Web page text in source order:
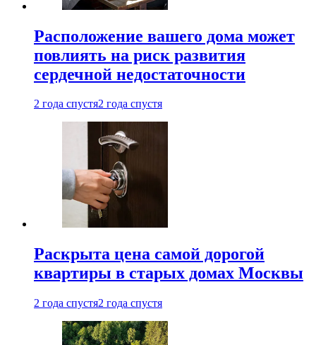
Расположение вашего дома может
повлиять на риск развития
сердечной недостаточности
2 года спустя2 года спустя
Раскрыта цена самой дорогой
квартиры в старых домах Москвы
2 года спустя2 года спустя